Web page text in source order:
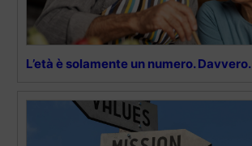
L’età è solamente un numero. Davvero.